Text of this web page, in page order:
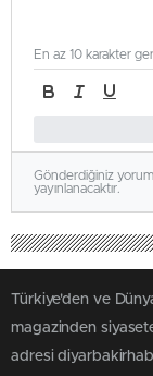
En az 10 karakter
Gönderdiğiniz yorum
yayınlanacaktır.
Türkiye'den ve
magazinden
adresi